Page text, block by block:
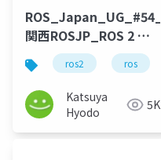
ROS_Japan_UG_#54_
関西ROSJP_ROS 2 ビ
ギナー、デバッグツー
ル自作から初める_公開
用
ros2 ros
Katsuya
Hyodo
5K